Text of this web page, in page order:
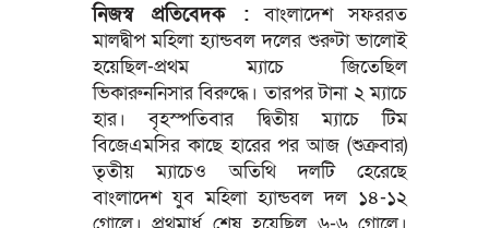
নিজস্ব প্রতিবেদক :বাংলাদেশ সফররত
মালদ্বীপ মহিলা হ্যান্ডবল দলের শুরুটা ভালোই
হয়েছিল-প্রথম ম্যাচে জিতেছিল
ভিকারুননিসার বিরুদ্ধে। তারপর টানা ২ ম্যাচে
হার। বৃহস্পতিবার দ্বিতীয় ম্যাচে টিম
বিজেএমসির কাছে হারের পর আজ (শুক্রবার)
তৃতীয় ম্যাচেও অতিথি দলটি হেরেছে
বাংলাদেশ যুব মহিলা হ্যান্ডবল দল ১৪-১২